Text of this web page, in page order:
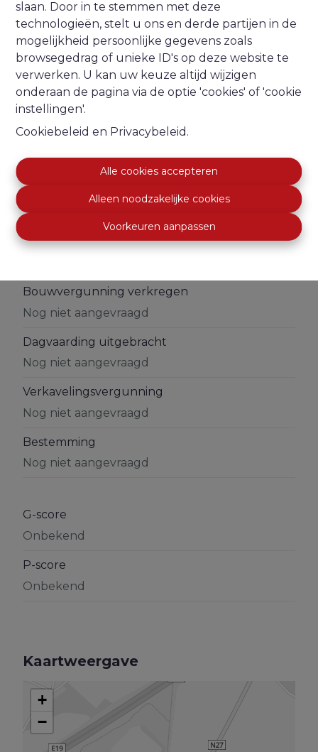
slaan. Door in te stemmen met deze
technologieën, stelt u ons en derde partijen in de
mogelijkheid persoonlijke gegevens zoals
browsegedrag of unieke ID's op deze website te
verwerken. U kan uw keuze altijd wijzigen
onderaan de pagina via de optie 'cookies' of 'cookie
instellingen'.
Cookiebeleid en Privacybeleid .
Alle cookies accepteren
Alleen noodzakelijke cookies
Voorkeuren aanpassen
Bebouwing
Niet meegedeeld
Staat
Niet meegedeeld
Type dak
Stedenbouwkundige informatie
Voorkooprecht
Bouwvergunning verkregen
Nog niet aangevraagd
Dagvaarding uitgebracht
Nog niet aangevraagd
Verkavelingsvergunning
Nog niet aangevraagd
Bestemming
Nog niet aangevraagd
G-score
Onbekend
P-score
Onbekend
Kaartweergave